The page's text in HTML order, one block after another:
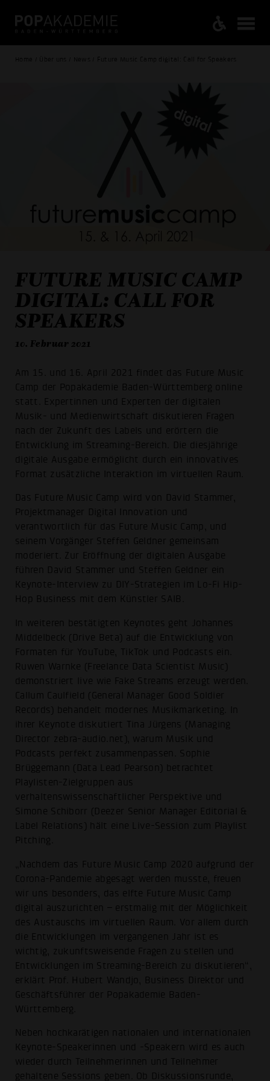
Home / Über uns / News / Future Music Camp digital: Call for Speakers
FUTURE MUSIC CAMP
DIGITAL: CALL FOR
SPEAKERS
10. Februar 2021
Am 15. und 16. April 2021 findet das Future Music
Camp der Popakademie Baden-Württemberg online
statt. Expertinnen und Experten der digitalen
Musik- und Medienwirtschaft diskutieren Fragen
nach der Zukunft des Labels und erörtern die
Entwicklung im Streaming-Bereich. Die diesjährige
digitale Ausgabe ermöglicht durch ein innovatives
Format zusätzliche Interaktion im virtuellen Raum.
Das Future Music Camp wird von David Stammer,
Projektmanager Digital Innovation und
verantwortlich für das Future Music Camp, und
seinem Vorgänger Steffen Geldner gemeinsam
moderiert. Zur Eröffnung der digitalen Ausgabe
führen David Stammer und Steffen Geldner ein
Keynote-Interview zu DIY-Strategien im Lo-Fi Hip-
Hop Business mit dem Künstler SAIB.
In weiteren bestätigten Keynotes geht Johannes
Middelbeck (Drive Beta) auf die Entwicklung von
Formaten für YouTube, TikTok und Podcasts ein.
Ruwen Warnke (Freelance Data Scientist Music)
demonstriert live wie Fake Streams erzeugt werden.
Callum Caulfield (General Manager Good Soldier
Records) behandelt modernes Musikmarketing. In
ihrer Keynote diskutiert Tina Jürgens (Managing
Director zebra-audio.net), warum Musik und
Podcasts perfekt zusammenpassen. Sophie
Brüggemann (Data Lead Pearson) betrachtet
Playlisten-Zielgruppen aus
verhaltenswissenschaftlicher Perspektive und
Simone Schiborr (Deezer Senior Manager Editorial &
Label Relations) hält eine Live-Session zum Playlist
Pitching.
„Nachdem das Future Music Camp 2020 aufgrund der
Corona-Pandemie abgesagt werden musste, freuen
wir uns besonders, das elfte Future Music Camp
digital auszurichten – erstmalig mit der Möglichkeit
des Austauschs im virtuellen Raum. Vor allem durch
die Entwicklungen im vergangenen Jahr ist es
wichtig, zukunftsweisende Fragen zu stellen und
Entwicklungen im Streaming-Bereich zu diskutieren“,
erklärt Prof. Hubert Wandjo, Business Direktor und
Geschäftsführer der Popakademie Baden-
Württemberg.
Neben hochkarätigen nationalen und internationalen
Keynote-Speakerinnen und -Speakern wird es auch
wieder durch Teilnehmerinnen und Teilnehmer
gehaltene Sessions geben. Ob Diskussionsrunde,